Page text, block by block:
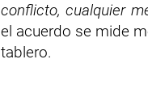
conflicto, cualquier
el acuerdo se mide
tablero.